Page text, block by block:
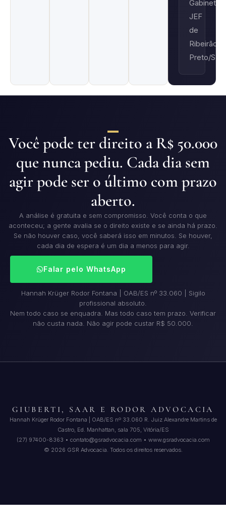
Gabinete
JEF
de
Ribeirão
Preto/SP
Você pode ter direito a R$ 50.000
que nunca pediu. Cada dia sem
agir pode ser o último com prazo
aberto.
A análise é gratuita e sem compromisso. Você conta o que
aconteceu; a gente avalia se o direito existe e se ainda há prazo.
Se não houver caso, você saberá isso em minutos. Se houver,
cada dia de espera é um dia a menos para agir.
Falar pelo WhatsApp
Hannah Krüger Rodor Fontana | OAB/ES nº 33.060 | Sigilo
profissional absoluto.
Nem todo caso se enquadra. Mas todo caso tem prazo. Verificar
não custa nada. Não agir pode custar R$ 50.000.
GIUBERTI, SAAR E RODOR ADVOCACIA
Hannah Krüger Rodor Fontana | OAB/ES nº 33.060 R. Juiz Alexandre Martins de
Castro, Ed. Manhattan, sala 705, Vitória/ES
(27) 97400-8363 • contato@gsradvocacia.com • www.gsradvocacia.com
© 2026 GSR Advocacia. Todos os direitos reservados.